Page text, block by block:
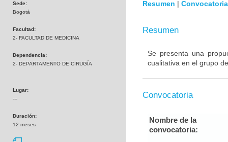
Sede:
Bogotá
Facultad:
2- FACULTAD DE MEDICINA
Dependencia:
2- DEPARTAMENTO DE CIRUGÍA
Lugar:
---
Duración:
12 meses
Resumen | Convocatoria
Resumen
Se presenta una
cualitativa en el grupo
Convocatoria
Nombre de la
convocatoria: